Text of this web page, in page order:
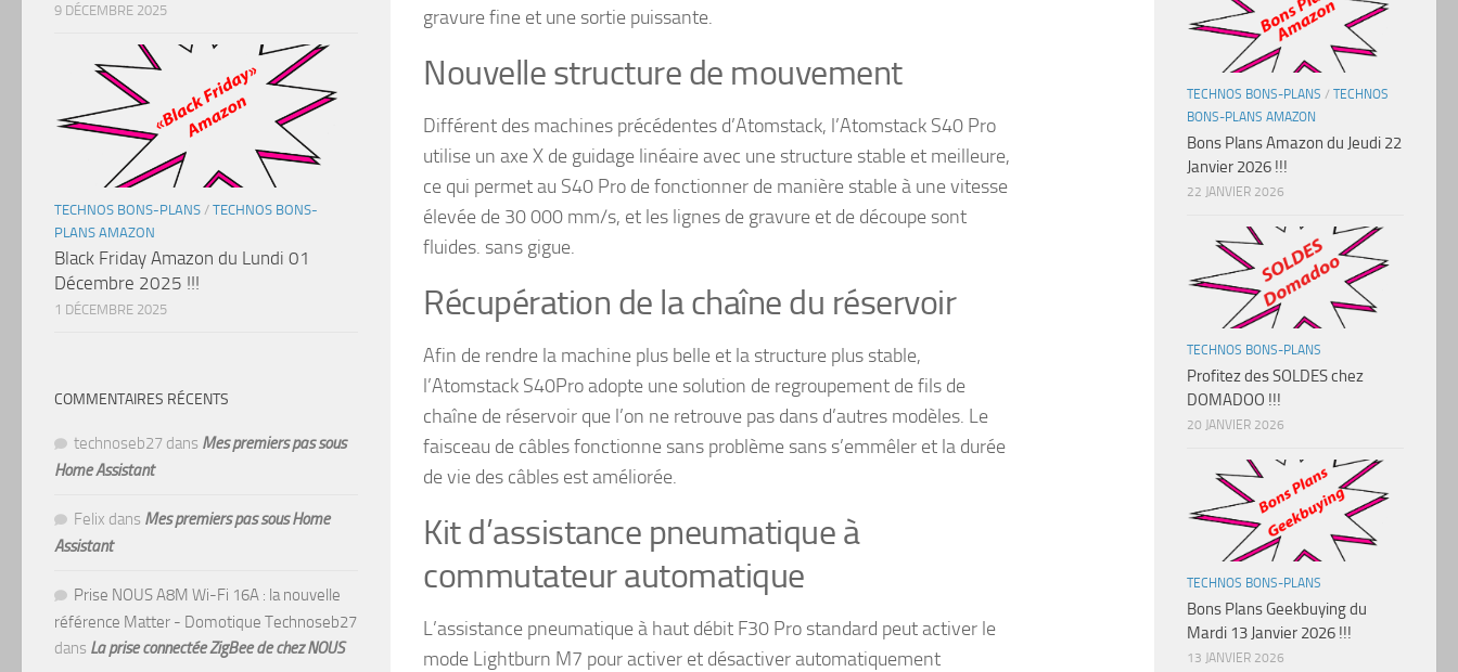
gravure fine et une sortie puissante.
Nouvelle structure de mouvement
Différent des machines précédentes d’Atomstack, l’Atomstack S40 Pro
utilise un axe X de guidage linéaire avec une structure stable et meilleure,
ce qui permet au S40 Pro de fonctionner de manière stable à une vitesse
élevée de 30 000 mm/s, et les lignes de gravure et de découpe sont
fluides. sans gigue.
Récupération de la chaîne du réservoir
Afin de rendre la machine plus belle et la structure plus stable,
l’Atomstack S40Pro adopte une solution de regroupement de fils de
chaîne de réservoir que l’on ne retrouve pas dans d’autres modèles. Le
faisceau de câbles fonctionne sans problème sans s’emmêler et la durée
de vie des câbles est améliorée.
Kit d’assistance pneumatique à
commutateur automatique
L’assistance pneumatique à haut débit F30 Pro standard peut activer le
mode Lightburn M7 pour activer et désactiver automatiquement
9 DÉCEMBRE 2025
TECHNOS BONS-PLANS / TECHNOS BONS-
PLANS AMAZON
Black Friday Amazon du Lundi 01
Décembre 2025 !!!
1 DÉCEMBRE 2025
COMMENTAIRES RÉCENTS
technoseb27 dans Mes premiers pas sous
Home Assistant
Felix dans Mes premiers pas sous Home
Assistant
Prise NOUS A8M Wi-Fi 16A : la nouvelle
référence Matter - Domotique Technoseb27
dans La prise connectée ZigBee de chez NOUS
TECHNOS BONS-PLANS / TECHNOS
BONS-PLANS AMAZON
Bons Plans Amazon du Jeudi 22
Janvier 2026 !!!
22 JANVIER 2026
TECHNOS BONS-PLANS
Profitez des SOLDES chez
DOMADOO !!!
20 JANVIER 2026
TECHNOS BONS-PLANS
Bons Plans Geekbuying du
Mardi 13 Janvier 2026 !!!
13 JANVIER 2026